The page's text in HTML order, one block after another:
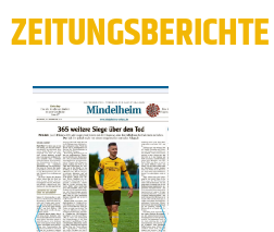
ZEITUNGSBERICHTE